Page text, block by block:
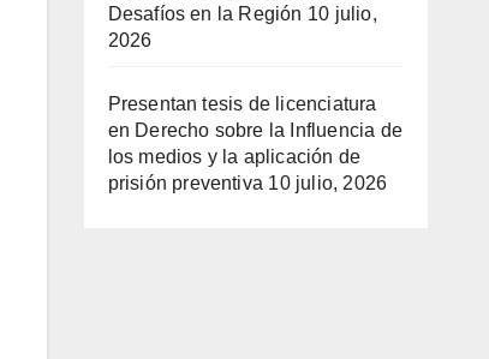
Desafíos en la Región 10 julio,
2026
Presentan tesis de licenciatura
en Derecho sobre la Influencia de
los medios y la aplicación de
prisión preventiva 10 julio, 2026